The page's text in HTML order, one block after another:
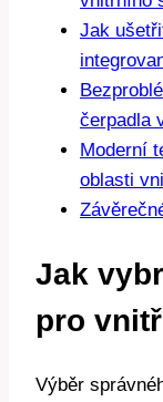
Jak
čerpadla
Moderní
oblasti
Jak
pro
Výběr